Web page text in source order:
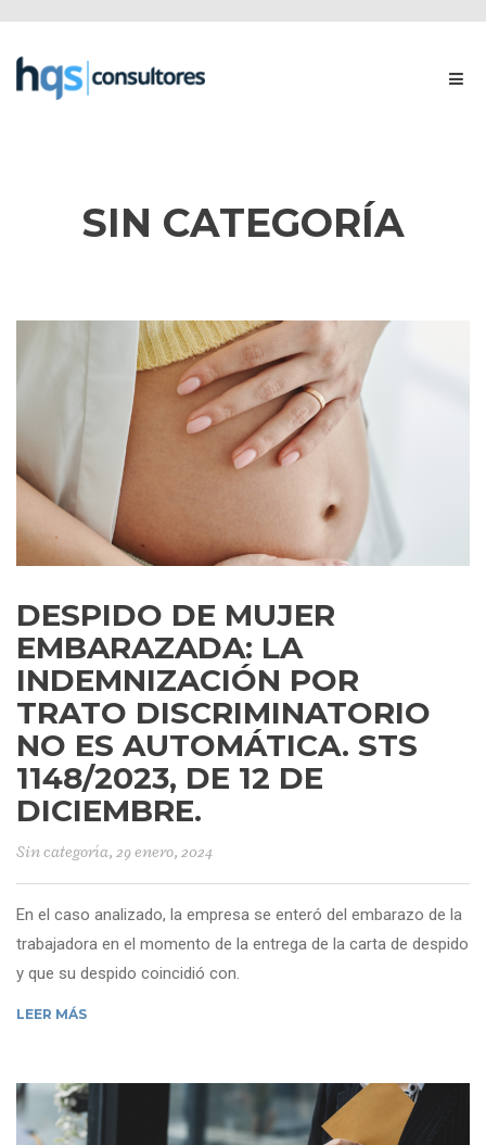
SIN CATEGORÍA
DESPIDO DE MUJER
EMBARAZADA: LA
INDEMNIZACIÓN POR
TRATO DISCRIMINATORIO
NO ES AUTOMÁTICA. STS
1148/2023, DE 12 DE
DICIEMBRE.
Sin categoría, 29 enero, 2024
En el caso analizado, la empresa se enteró del embarazo de la
trabajadora en el momento de la entrega de la carta de despido
y que su despido coincidió con.
LEER MÁS